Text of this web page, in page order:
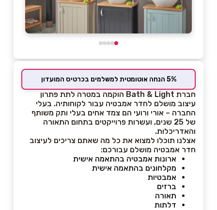
5% הנחה אוטומטית למשלמים בכרטיס המועדון
חברת Bath & Light הוקמה במטרה לתת פתרון
עיצוב מושלם לחדר אמבטיה עבור לקוחותיה. בעלי
החברה – אורי ורועי הם צמד אחים בעלי ותק משותף
של 25 שנים, ועשרות פרוייקטים בתחום התאורה
והאדריכלות.
אצלנו תוכלו למצוא את כל מה שאתם צריכים לעיצוב
חדר אמבטיה מושלם עבורכם:
ארונות אמבטיה בהתאמה אישית
מקלחונים בהתאמה אישית
אמבטיות
ברזים
תאורה
דלתות